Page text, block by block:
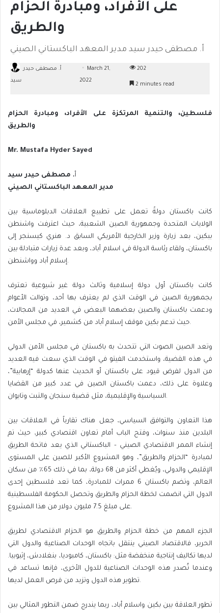
على الأفراد، ومبادرة الحزام
والطريق
أ. مصطفى حيدر سيد مدير المعهد الباكستاني الصيني
أ. مصطفى حيدر
سيد
March 21,
2022
202
2 minutes read
فلسطين، والتنمية المرتكزة على الأفراد، ومبادرة الحزام
والطريق
Mr. Mustafa Hyder Sayed
أ. مصطفى حيدر سيد
مدير المعهد الباكستاني الصيني
كانت باكستان دولةً تعمل على تطبيع العلاقات الدبلوماسية بين
الولايات المتحدة وجمهورية الصين الشعبية، حيث اعترفت واشنطن
ببكين، بعد زيارة وزير الخارجية الأمريكي السابق د. هنري كيسنجر إلى
باكستان، ولقاء رئاسة الدولة في اسلام أباد، وبعد عدة زيارات متبادلة بين
إسلام أباد وواشنطن.
كانت باكستان أول دولة إسلامية وثالث دولة غير شيوعية تعترف
بجمهورية الصين في الوقت الذي لم يعترف بها أحد، وتوالت الأعوام
ودعمت باكستان والصين بعضهما البعض في العديد من المجالات،
حيث تدعم بكين موقف إسلام أباد من كشمير، في مجلس الأمن.
وتعد الصين الصوت التي تتحدث به باكستان في مجلس الأمن الدولي
في هذه القضية، واستخدمت الفيتو في الوقت الذي سعت فيه العديد
من الدول لفرض قيود على باكستان أو الحديث عنها كدولة “إرهابية”،
وعلاوة على ذلك، دعمت باكستان الصين في عدد كبير من القضايا
السياسية والإقليمية، مثل قضية سنجان والتبت وتايوان.
هذا التعاون والتوافق السياسي، جعل هناك تقارباً في العلاقات بين
البلدين منذ سنوات، وفتح الباب أمام تعاون اقتصادي كبير، حيث تم
إنشاء الممر الاقتصادي الصيني – الباكستاني الذي يعد فاتحة الطريق
لمبادرة “الحزام والطريق”، وهو المشروع الأكبر للصين على المستوى
الإقليمي والدولي، ويُغطي أكثر من 68 دولة، بما في ذلك 65٪ من سكان
العالم، وتضم باكستان 6 ممرات للمبادرة، كما تعد فلسطين إحدى
الدول التي انضمت لخطة الحزام والطريق وتحصل الحكومة الفلسطينية
على مبلغ 7.5 مليون دولار من هذا المشروع.
الجزء المهم من خطة الحزام والطريق هو الحزام الاقتصادي لطريق
الحرير، فالاقتصاد الصيني ينتقل باتجاه الوحدات الصناعية والدول التي
لديها تكاليف إنتاجية منخفضة مثل: باكستان، كامبوديا، بنغلادش، إثيوبيا.
وعندما تُصدر هذه الوحدات الصناعية للدول الأخرى، فإنها تساعد في
تطوير هذه الدول وتزيد من فرص العمل لديها.
تطور العلاقة بين بكين واسلام أباد، ربما يندرج ضمن التطور المثالي بين